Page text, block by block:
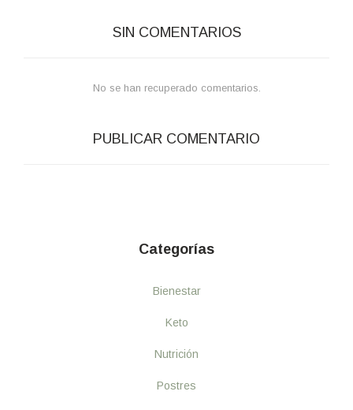
SIN COMENTARIOS
No se han recuperado comentarios.
PUBLICAR COMENTARIO
Categorías
Bienestar
Keto
Nutrición
Postres